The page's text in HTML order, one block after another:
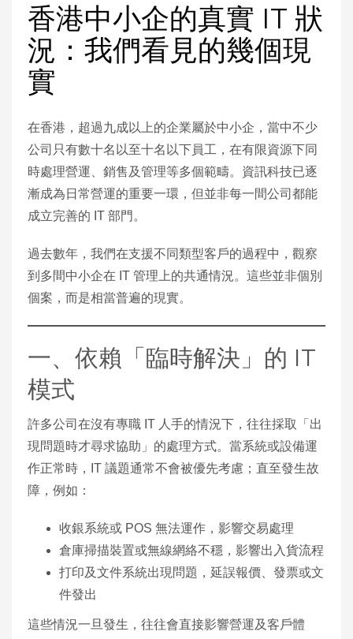
香港中小企的真實 IT 狀
況：我們看見的幾個現
實
在香港，超過九成以上的企業屬於中小企，當中不少
公司只有數十名以至十名以下員工，在有限資源下同
時處理營運、銷售及管理等多個範疇。資訊科技已逐
漸成為日常營運的重要一環，但並非每一間公司都能
成立完善的 IT 部門。
過去數年，我們在支援不同類型客戶的過程中，觀察
到多間中小企在 IT 管理上的共通情況。這些並非個別
個案，而是相當普遍的現實。
一、依賴「臨時解決」的 IT
模式
許多公司在沒有專職 IT 人手的情況下，往往採取「出
現問題時才尋求協助」的處理方式。當系統或設備運
作正常時，IT 議題通常不會被優先考慮；直至發生故
障，例如：
收銀系統或 POS 無法運作，影響交易處理
倉庫掃描裝置或無線網絡不穩，影響出入貨流程
打印及文件系統出現問題，延誤報價、發票或文
件發出
這些情況一旦發生，往往會直接影響營運及客戶體